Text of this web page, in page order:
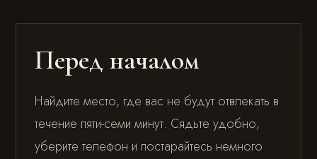
Перед началом
Найдите место, где вас не будут отвлекать в
течение пяти-семи минут. Сядьте удобно,
уберите телефон и постарайтесь немного